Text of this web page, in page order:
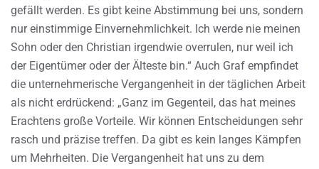
gefällt werden. Es gibt keine Abstimmung bei uns, sondern
nur einstimmige Einvernehmlichkeit. Ich werde nie meinen
Sohn oder den Christian irgendwie overrulen, nur weil ich
der Eigentümer oder der Älteste bin.“ Auch Graf empfindet
die unternehmerische Vergangenheit in der täglichen Arbeit
als nicht erdrückend: „Ganz im Gegenteil, das hat meines
Erachtens große Vorteile. Wir können Entscheidungen sehr
rasch und präzise treffen. Da gibt es kein langes Kämpfen
um Mehrheiten. Die Vergangenheit hat uns zu dem